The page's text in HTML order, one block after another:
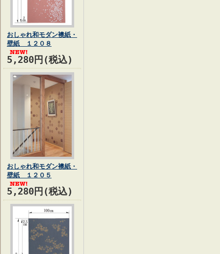
おしゃれ和モダン襖紙・
壁紙 １２０８
5,280円(税込)
おしゃれ和モダン襖紙・
壁紙 １２０５
5,280円(税込)